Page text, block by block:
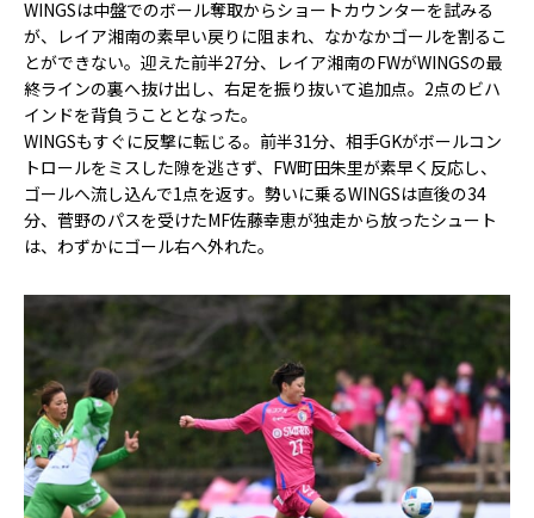
WINGSは中盤でのボール奪取からショートカウンターを試みる
が、レイア湘南の素早い戻りに阻まれ、なかなかゴールを割るこ
とができない。迎えた前半27分、レイア湘南のFWがWINGSの最
終ラインの裏へ抜け出し、右足を振り抜いて追加点。 2点のビハ
インドを背負うこととなった。
WINGSもすぐに反撃に転じる。前半31分、相手GKがボールコン
トロールをミスした隙を逃さず、 FW町田朱里が素早く反応し、
ゴールへ流し込んで1点を返す。勢いに乗るWINGSは直後の34
分、菅野のパスを受けたMF佐藤幸恵が独走から放ったシュート
は、わずかにゴール右へ外れた。